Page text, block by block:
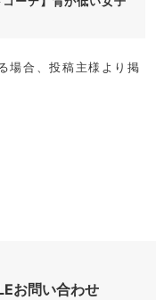
場合、投稿主様より掲
お問い合わせ